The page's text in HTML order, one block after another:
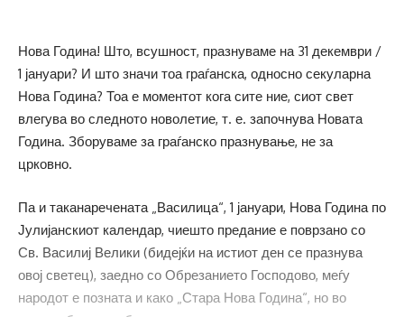
Нова Година! Што, всушност, празнуваме на 31 декември /
1 јануари? И што значи тоа граѓанска, односно секуларна
Нова Година? Тоа е моментот кога сите ние, сиот свет
влегува во следното новолетие, т. е. започнува Новата
Година. Зборуваме за граѓанско празнување, не за
црковно.
Па и таканаречената „Василица“, 1 јануари, Нова Година по
Јулијанскиот календар, чиешто предание е поврзано со
Св. Василиј Велики (бидејќи на истиот ден се празнува
овој светец), заедно со Обрезанието Господово, меѓу
народот е позната и како „Стара Нова Година“, но во